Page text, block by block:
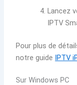
Lancez
IPTV
Pour plus de
notre guide IPTV
Sur Windows PC